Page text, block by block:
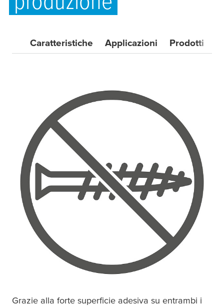
Caratteristiche Applicazioni Prodotti
Grazie alla forte superficie adesiva su entrambi i